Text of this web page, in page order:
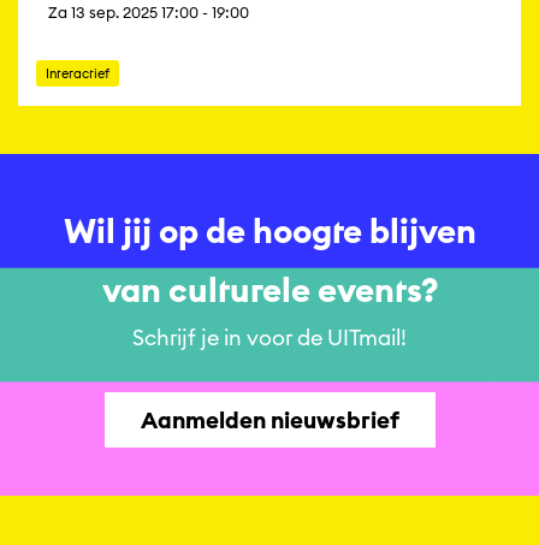
Za 13 sep. 2025 17:00 - 19:00
Interactief
Wil jij op de hoogte blijven
van culturele events?
Schrijf je in voor de UITmail!
Aanmelden nieuwsbrief